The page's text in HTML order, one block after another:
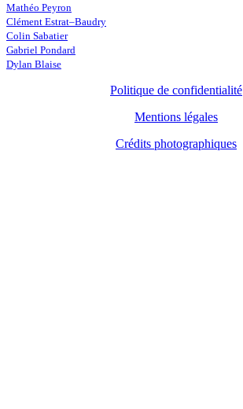
Mathéo Peyron
Clément Estrat–Baudry
Colin Sabatier
Gabriel Pondard
Dylan Blaise
Politique de confidentialité
Mentions légales
Crédits photographiques